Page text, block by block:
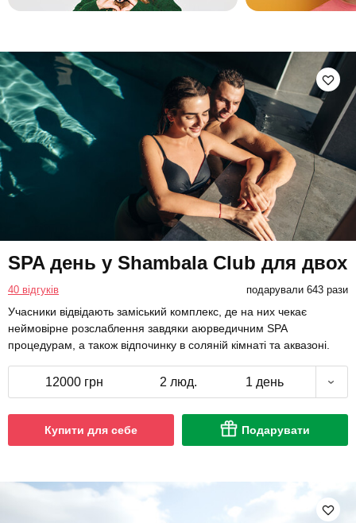
SPA день у Shambala Club для двох
40 відгуків подарували 643 рази
Учасники відвідають заміський комплекс, де на них чекає
неймовірне розслаблення завдяки аюрведичним SPA
процедурам, а також відпочинку в соляній кімнаті та аквазоні.
12000 грн 2 люд. 1 день
Купити для себе Подарувати